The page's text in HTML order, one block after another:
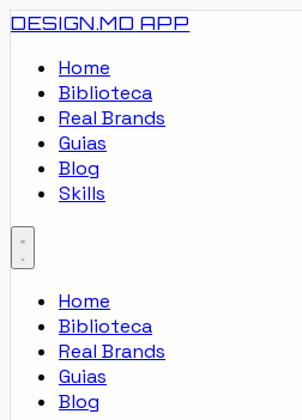
DESIGN.MD APP
Home
Biblioteca
Real Brands
Guias
Blog
Skills
Home
Biblioteca
Real Brands
Guias
Blog